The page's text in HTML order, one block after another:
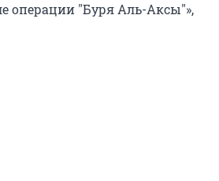
операции "Буря Аль-Аксы"»,